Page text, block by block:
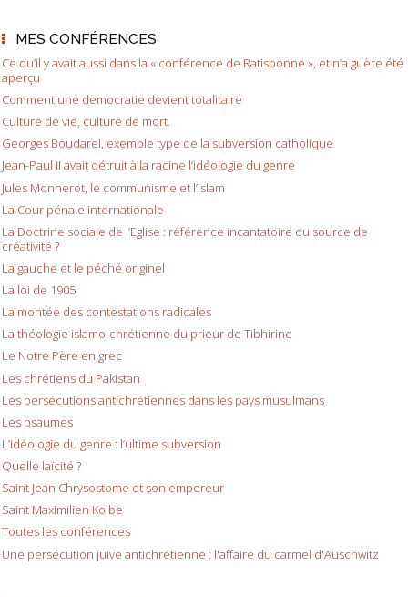
MES CONFÉRENCES
Ce qu’il y avait aussi dans la « conférence de Ratisbonne », et n’a guère été
aperçu
Comment une democratie devient totalitaire
Culture de vie, culture de mort.
Georges Boudarel, exemple type de la subversion catholique
Jean-Paul II avait détruit à la racine l’idéologie du genre
Jules Monnerot, le communisme et l’islam
La Cour pénale internationale
La Doctrine sociale de l’Eglise : référence incantatoire ou source de
créativité ?
La gauche et le péché originel
La loi de 1905
La montée des contestations radicales
La théologie islamo-chrétienne du prieur de Tibhirine
Le Notre Père en grec
Les chrétiens du Pakistan
Les persécutions antichrétiennes dans les pays musulmans
Les psaumes
L’idéologie du genre : l’ultime subversion
Quelle laïcité ?
Saint Jean Chrysostome et son empereur
Saint Maximilien Kolbe
Toutes les conférences
Une persécution juive antichrétienne : l'affaire du carmel d'Auschwitz